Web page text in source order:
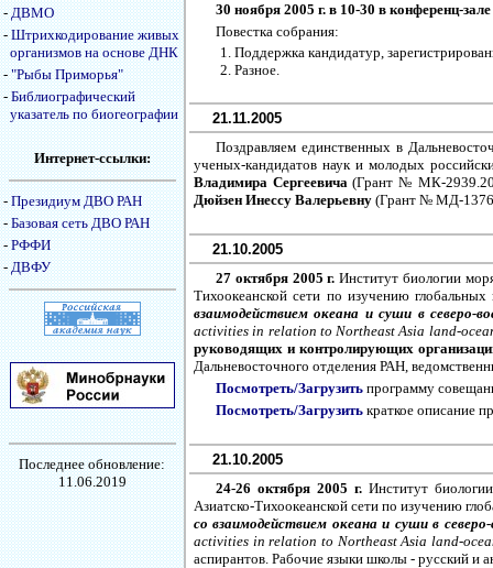
-ДВМО
-Штрихкодирование живых
организмов на основе ДНК
-"Рыбы Приморья"
-Библиографический
указатель по биогеографии
Интернет-ссылки:
-Президиум ДВО РАН
-Базовая сеть ДВО РАН
-РФФИ
-ДВФУ
Последнее обновление:
11.06.2019
30 ноября 2005 г. в 10-30 в
Повестка собрания:
Поддержка кандидатур,
Разное.
21.11.2005
Поздравляем единственных в
ученых-кандидатов наук и молодых
Владимира Сергеевича(Грант № МК-
Дюйзен Инессу Валерьевну (Грант № МД-
21.10.2005
27 октября 2005 г. Институт биологии
Тихоокеанской сети по изучению
взаимодействием океана и суши в северо-
activities in relation to Northeast Asia land-
руководящих и контролирующих
Дальневосточного отделения РАН,
Посмотреть/Загрузить программу
Посмотреть/Загрузить краткое описание
21.10.2005
24-26 октября 2005 г. Институт
Азиатско-Тихоокеанской сети по изучению
со взаимодействием океана и суши в
activities in relation to Northeast Asia land-
аспирантов. Рабочие языки школы - русский и